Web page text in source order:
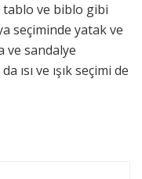
tablo ve biblo gibi
seçiminde yatak ve
ve sandalye
ısı ve ışık seçimi de